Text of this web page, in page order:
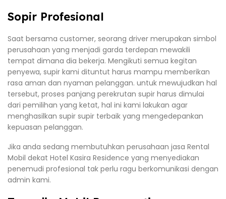
Sopir Profesional
Saat bersama customer, seorang driver merupakan simbol
perusahaan yang menjadi garda terdepan mewakili
tempat dimana dia bekerja. Mengikuti semua kegitan
penyewa, supir kami dituntut harus mampu memberikan
rasa aman dan nyaman pelanggan. untuk mewujudkan hal
tersebut, proses panjang perekrutan supir harus dimulai
dari pemilihan yang ketat, hal ini kami lakukan agar
menghasilkan supir supir terbaik yang mengedepankan
kepuasan pelanggan.
Jika anda sedang membutuhkan perusahaan jasa Rental
Mobil dekat Hotel Kasira Residence yang menyediakan
penemudi profesional tak perlu ragu berkomunikasi dengan
admin kami.